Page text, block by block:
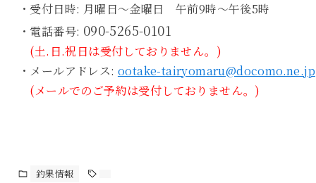
・受付日時: 月曜日～金曜日 午前9時～午後5時
・電話番号: 090-5265-0101
(土.日.祝日は受付しておりません。)
・メールアドレス: ootake-tairyomaru@docomo.ne.jp
(メールでのご予約は受付しておりません。)
釣果情報